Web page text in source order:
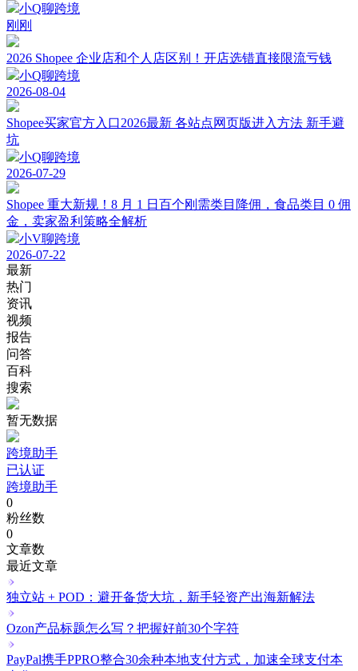
小Q聊跨境
刚刚
2026 Shopee 企业店和个人店区别！开店选错直接限流亏钱
小Q聊跨境
2026-08-04
Shopee买家官方入口2026最新 各站点网页版进入方法 新手避
坑
小Q聊跨境
2026-07-29
Shopee 重大新规！8 月 1 日百个刚需类目降佣，食品类目 0 佣
金，卖家盈利策略全解析
小V聊跨境
2026-07-22
最新
热门
资讯
视频
报告
问答
百科
搜索
暂无数据
跨境助手
已认证
跨境助手
0
粉丝数
0
文章数
最近文章
独立站 + POD：避开备货大坑，新手轻资产出海新解法
Ozon产品标题怎么写？把握好前30个字符
PayPal携手PPRO整合30余种本地支付方式，加速全球支付本